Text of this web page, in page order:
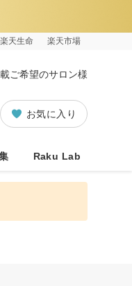
楽天生命 楽天市場
ご希望のサロン様
お気に入り
Raku Lab